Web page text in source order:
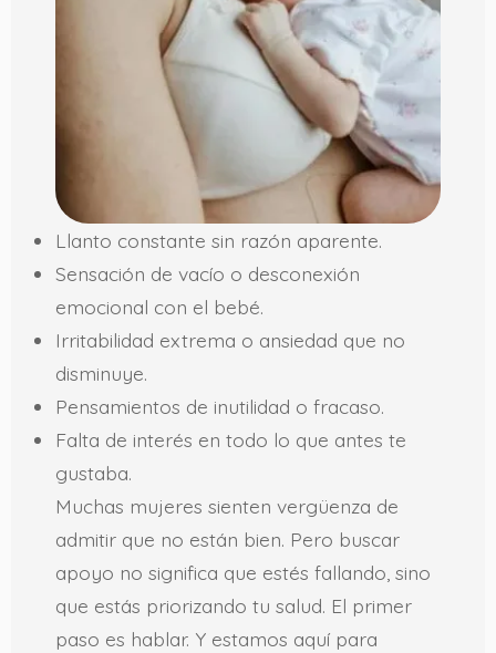
Llanto constante sin razón aparente.
Sensación de vacío o desconexión
emocional con el bebé.
Irritabilidad extrema o ansiedad que no
disminuye.
Pensamientos de inutilidad o fracaso.
Falta de interés en todo lo que antes te
gustaba.
Muchas mujeres sienten vergüenza de
admitir que no están bien. Pero buscar
apoyo no significa que estés fallando, sino
que estás priorizando tu salud. El primer
paso es hablar. Y estamos aquí para